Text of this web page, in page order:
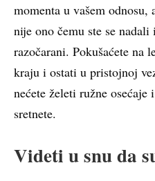
momenta u vašem
nije ono čemu ste se
razočarani. Pokušaćete na
kraju i ostati u pristojnoj
nećete želeti ružne osećaje
sretnete.
Videti u snu da